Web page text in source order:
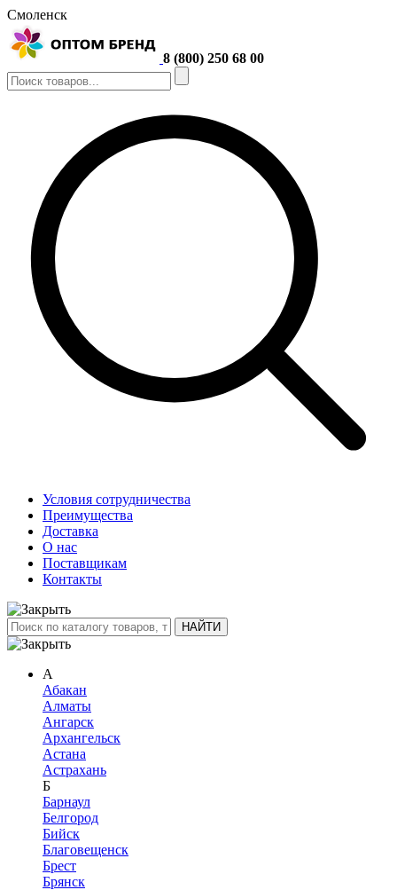
Смоленск
8 (800) 250 68 00
Условия сотрудничества
Преимущества
Доставка
О нас
Поставщикам
Контакты
А
Абакан
Алматы
Ангарск
Архангельск
Астана
Астрахань
Б
Барнаул
Белгород
Бийск
Благовещенск
Брест
Брянск